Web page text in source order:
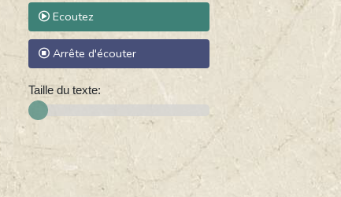
Ecoutez
Arrête d'écouter
Taille du texte: